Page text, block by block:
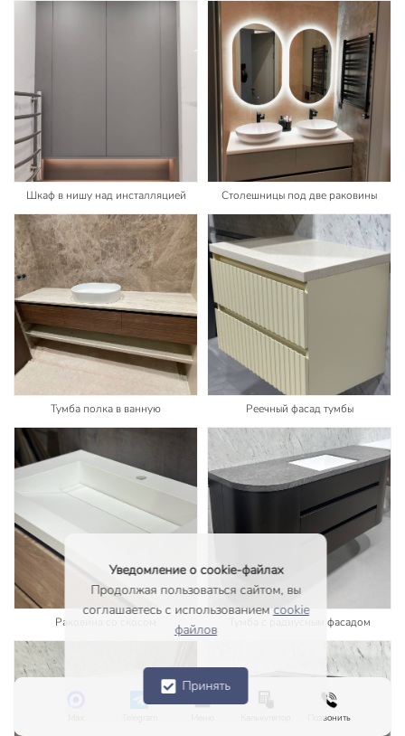
Позвонить
Шкаф в нишу над инсталляцией Столешницы под две раковины
Тумба полка в ванную Реечный фасад тумбы
Раковина со скосом Тумба с радиусным фасадом
Уведомление о cookie-файлах
Продолжая пользоваться сайтом, вы
соглашаетесь с использованием cookie
файлов
Принять